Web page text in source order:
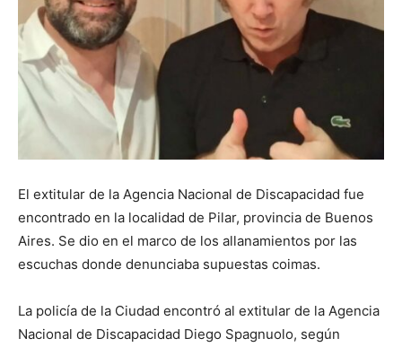
El extitular de la Agencia Nacional de Discapacidad fue
encontrado en la localidad de Pilar, provincia de Buenos
Aires. Se dio en el marco de los allanamientos por las
escuchas donde denunciaba supuestas coimas.
La policía de la Ciudad encontró al extitular de la Agencia
Nacional de Discapacidad Diego Spagnuolo, según